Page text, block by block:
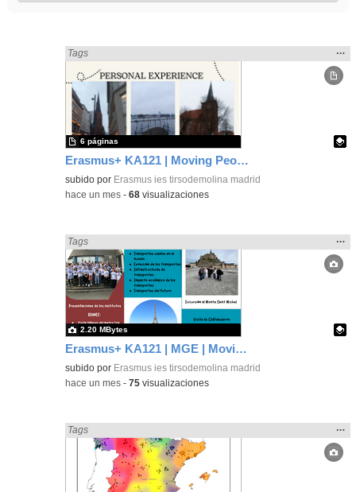
Erasmus+ KA121 | Moving People | Student Presentation 2 | Neustadt 2024
Encontrado «Interdisciplinar» en:
Tags
la
…
Contenido educativo.
subido por Erasmus ies tirsodemolina madrid
6 páginas
-hace un mes -68 visualizaciones
Erasmus+ KA121 | MGE | Moving People | Châteaugiron 2025
Encontrado «Interdisciplinar» en:
Tags
la
…
Contenido educativo.
subido por Erasmus ies tirsodemolina madrid
2.20 MBytes
-hace un mes -75 visualizaciones
Encontrado «Interdisciplinar» en:
Tags
la
…